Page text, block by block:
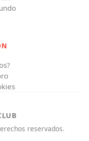
reservados.